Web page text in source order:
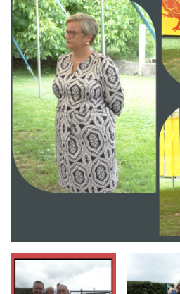
Branding
ARMCHAIR ARMCHAIR